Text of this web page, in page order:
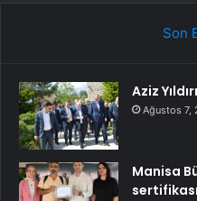
Son
Aziz
Ağustos 7,
Manisa